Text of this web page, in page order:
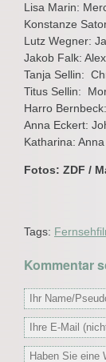
Lisa Marin:
Konstanze
Lutz Wegner:
Jakob Falk:
Tanja Sellin:
Titus Sellin:
Harro
Anna Eckert:
Katharina:
Fotos: ZDF /
Tags:
Kommentar